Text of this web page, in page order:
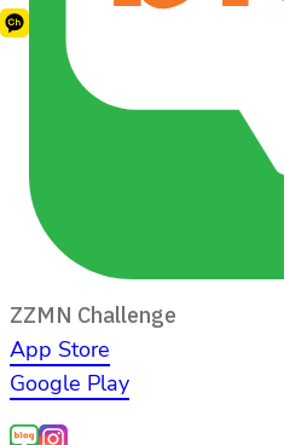
ZZMN Challenge
App Store
Google Play